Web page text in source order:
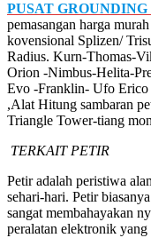
PUSAT
pemasangan harga
kovensional Splizen/
Radius. Kurn-Thomas-
Orion -Nimbus-Helita-
Evo -Franklin- Ufo
,Alat Hitung sambaran
Triangle Tower-tiang
TERKAIT PETIR
Petir adalah peristiwa
sehari-hari. Petir
sangat membahayakan
peralatan elektronik